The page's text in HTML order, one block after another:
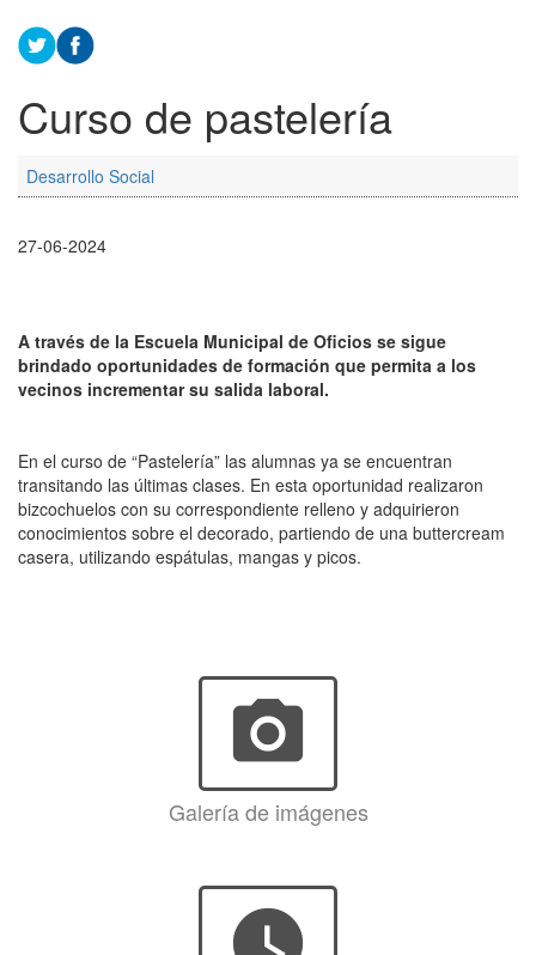
Curso de pastelería
Desarrollo Social
27-06-2024
A través de la Escuela Municipal de Oficios se sigue
brindado oportunidades de formación que permita a los
vecinos incrementar su salida laboral.
En el curso de “Pastelería” las alumnas ya se encuentran
transitando las últimas clases. En esta oportunidad realizaron
bizcochuelos con su correspondiente relleno y adquirieron
conocimientos sobre el decorado, partiendo de una buttercream
casera, utilizando espátulas, mangas y picos.
photo_camera
Galería de imágenes